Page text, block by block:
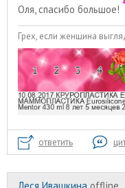
Оля, спасибо большое!
Грех, если женщина
ответить